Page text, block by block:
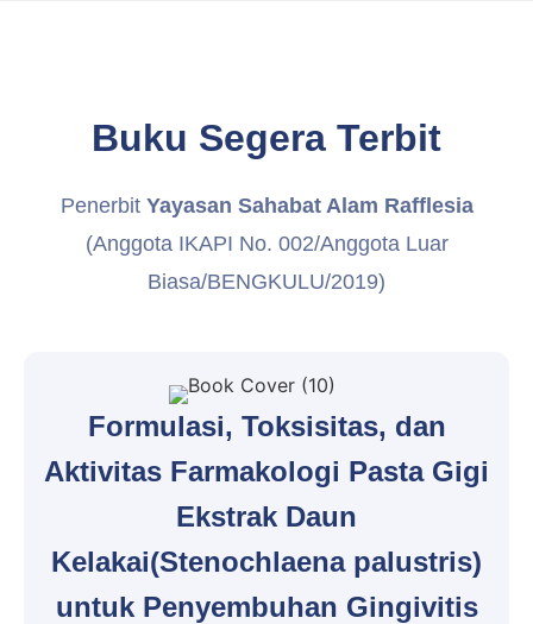
Buku Segera Terbit
Penerbit Yayasan Sahabat Alam Rafflesia
(Anggota IKAPI No. 002/Anggota Luar
Biasa/BENGKULU/2019)
Formulasi, Toksisitas, dan
Aktivitas Farmakologi Pasta Gigi
Ekstrak Daun
Kelakai(Stenochlaena palustris)
untuk Penyembuhan Gingivitis